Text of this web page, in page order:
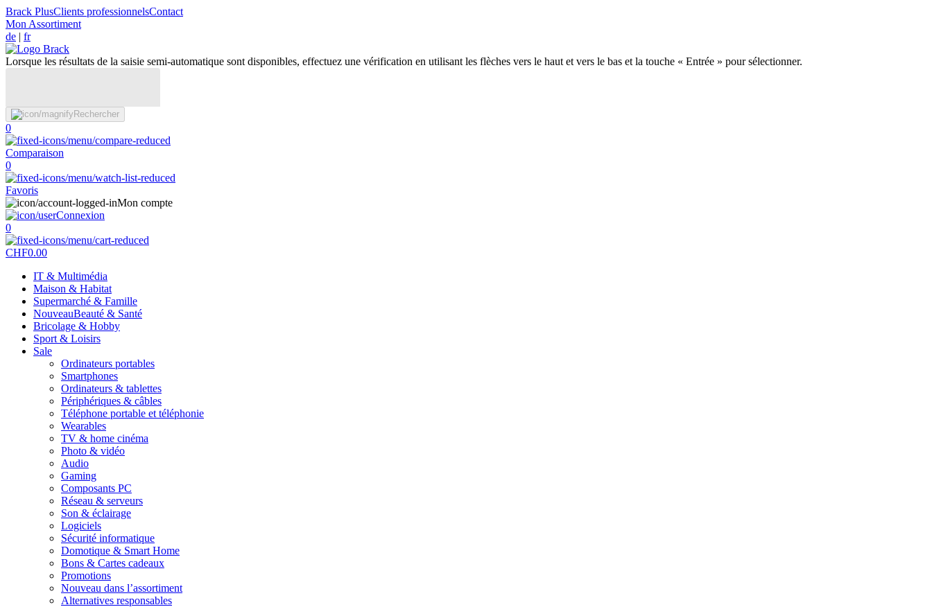
Brack PlusClients professionnelsContact
Mon Assortiment
de | fr
Lorsque les résultats de la saisie semi-automatique sont disponibles, effectuez une vérification en utilisant les flèches vers le haut et vers le bas et la touche « Entrée » pour sélectionner.
Rechercher
0
Comparaison
0
Favoris
Mon compte
Connexion
0
CHF0.00
IT & Multimédia
Maison & Habitat
Supermarché & Famille
NouveauBeauté & Santé
Bricolage & Hobby
Sport & Loisirs
Sale
Ordinateurs portables
Smartphones
Ordinateurs & tablettes
Périphériques & câbles
Téléphone portable et téléphonie
Wearables
TV & home cinéma
Photo & vidéo
Audio
Gaming
Composants PC
Réseau & serveurs
Son & éclairage
Logiciels
Sécurité informatique
Domotique & Smart Home
Bons & Cartes cadeaux
Promotions
Nouveau dans l’assortiment
Alternatives responsables